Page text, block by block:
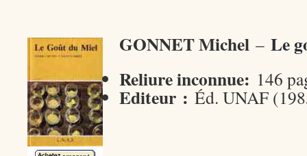
GONNET Michel – Le
Reliure inconnue: 146
Editeur : Éd. UNAF